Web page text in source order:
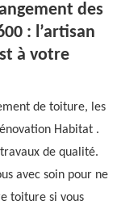
des
: l’artisan
à votre
de toiture, les
Habitat .
de qualité.
avec soin pour ne
toiture si vous